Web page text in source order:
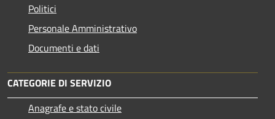
Politici
Personale Amministrativo
Documenti e dati
CATEGORIE DI SERVIZIO
Anagrafe e stato civile